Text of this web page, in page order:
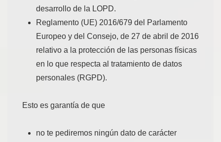
desarrollo de la LOPD.
Reglamento (UE) 2016/679 del Parlamento
Europeo y del Consejo, de 27 de abril de 2016
relativo a la protección de las personas físicas
en lo que respecta al tratamiento de datos
personales (RGPD).
Esto es garantía de que
no te pediremos ningún dato de carácter